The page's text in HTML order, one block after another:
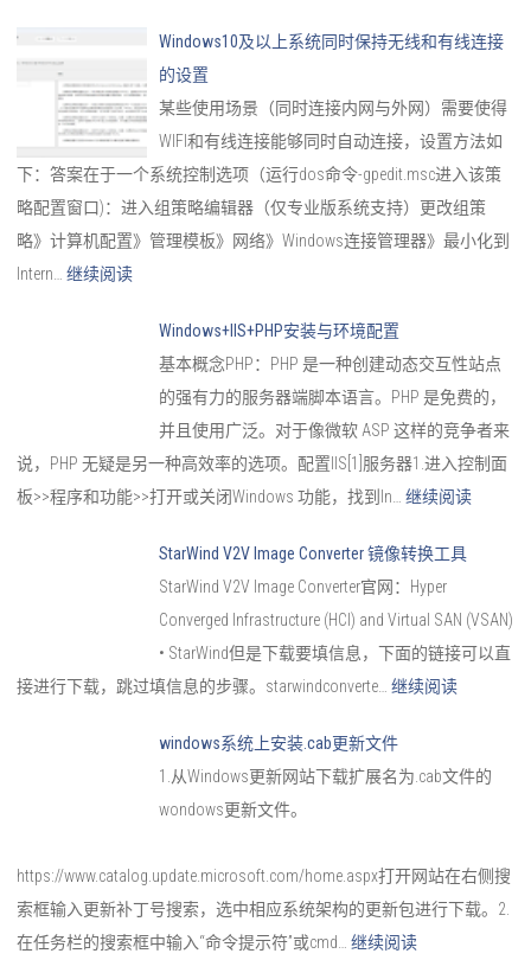
Windows10及以上系统同时保持无线和有线连接
的设置
某些使用场景（同时连接内网与外网）需要使得
WIFI和有线连接能够同时自动连接，设置方法如
下：答案在于一个系统控制选项（运行dos命令-gpedit.msc进入该策
略配置窗口)：进入组策略编辑器（仅专业版系统支持）更改组策
略》计算机配置》管理模板》网络》Windows连接管理器》最小化到
Intern… 继续阅读
Windows+IIS+PHP安装与环境配置
基本概念PHP：PHP 是一种创建动态交互性站点
的强有力的服务器端脚本语言。PHP 是免费的，
并且使用广泛。对于像微软 ASP 这样的竞争者来
说，PHP 无疑是另一种高效率的选项。配置IIS[1]服务器1.进入控制面
板>>程序和功能>>打开或关闭Windows 功能，找到In… 继续阅读
StarWind V2V Image Converter 镜像转换工具
StarWind V2V Image Converter官网：Hyper
Converged Infrastructure (HCI) and Virtual SAN (VSAN)
• StarWind​但是下载要填信息，下面的链接可以直
接进行下载，跳过填信息的步骤。starwindconverte… 继续阅读
windows系统上安装.cab更新文件
1.从Windows更新网站下载扩展名为.cab文件的
wondows更新文件。
https://www.catalog.update.microsoft.com/home.aspx打开网站在右侧搜
索框输入更新补丁号搜索，选中相应系统架构的更新包进行下载。2.
在任务栏的搜索框中输入“命令提示符”或cmd… 继续阅读